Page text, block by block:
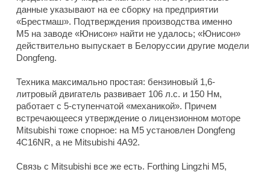
данные указывают на ее сборку на предприятии
«Брестмаш». Подтверждения производства именно
M5 на заводе «Юнисон» найти не удалось; «Юнисон»
действительно выпускает в Белоруссии другие модели
Dongfeng.
Техника максимально простая: бензиновый 1,6-
литровый двигатель развивает 106 л.с. и 150 Нм,
работает с 5-ступенчатой «механикой». Причем
встречающееся утверждение о лицензионном моторе
Mitsubishi тоже спорное: на M5 установлен Dongfeng
4C16NR, а не Mitsubishi 4A92.
Связь с Mitsubishi все же есть. Forthing Lingzhi M5,